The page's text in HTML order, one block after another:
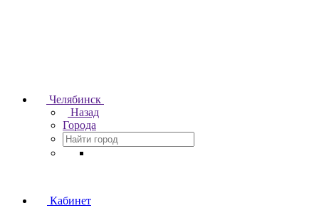
Челябинск
Назад
Города
Кабинет